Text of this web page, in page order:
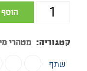
קטגוריה: מטהרי
שתף